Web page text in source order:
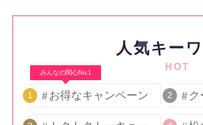
人気キー
HOT
みんなの関心No.1
1 お得なキャンペーン 2 ク